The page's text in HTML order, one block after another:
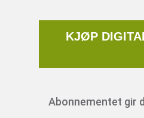
KJØP
Abonnementet gir